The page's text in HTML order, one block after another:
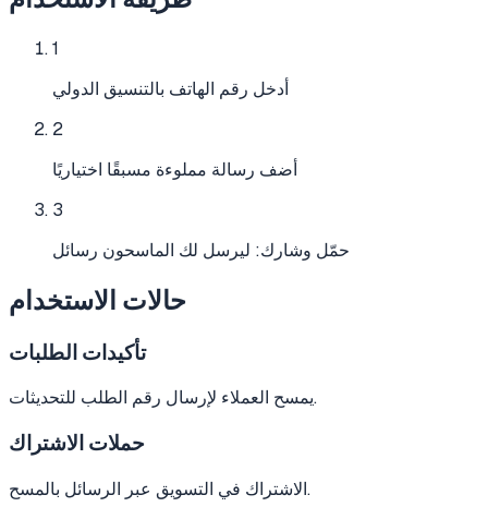
1
أدخل رقم الهاتف بالتنسيق الدولي
2
أضف رسالة مملوءة مسبقًا اختياريًا
3
حمّل وشارك: ليرسل لك الماسحون رسائل
حالات الاستخدام
تأكيدات الطلبات
يمسح العملاء لإرسال رقم الطلب للتحديثات.
حملات الاشتراك
الاشتراك في التسويق عبر الرسائل بالمسح.